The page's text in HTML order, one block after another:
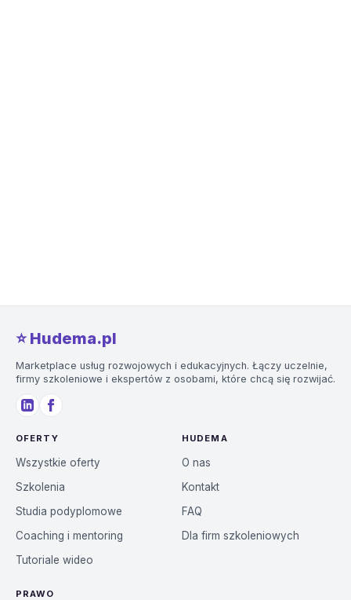
⭐️ Hudema.pl
Marketplace usług rozwojowych i edukacyjnych. Łączy uczelnie,
firmy szkoleniowe i ekspertów z osobami, które chcą się rozwijać.
OFERTY
Wszystkie oferty
Szkolenia
Studia podyplomowe
Coaching i mentoring
Tutoriale wideo
HUDEMA
O nas
Kontakt
FAQ
Dla firm szkoleniowych
PRAWO